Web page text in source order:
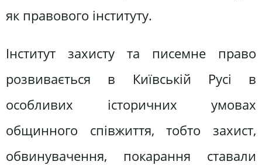
як правового інституту.
Інститут захисту та писемне право
розвивається в Київській Русі в
особливих історичних умовах
общинного співжиття, тобто захист,
обвинувачення, покарання ставали